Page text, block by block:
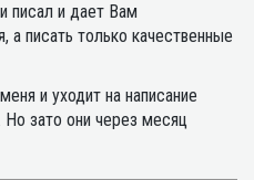
писал и дает Вам
а писать только качественные
и уходит на написание
Но зато они через месяц